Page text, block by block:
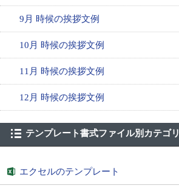
9月 時候の挨拶文例
10月 時候の挨拶文例
11月 時候の挨拶文例
12月 時候の挨拶文例
テンプレート書式ファイル別カテゴリ
エクセルのテンプレート